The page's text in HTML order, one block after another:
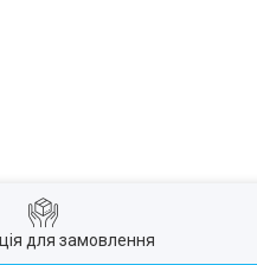
для замовлення